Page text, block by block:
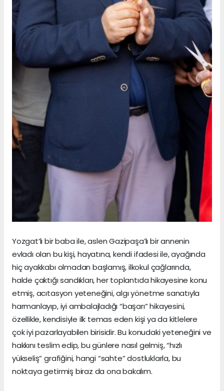
Yozgat’lı bir baba ile, aslen Gazipaşa’lı bir annenin
evladı olan bu kişi, hayatına, kendi ifadesi ile, ayağında
hiç ayakkabı olmadan başlamış, ilkokul çağlarında,
halde çaktığı sandıkları, her toplantıda hikayesine konu
etmiş, acıtasyon yeteneğini, algı yönetme sanatıyla
harmanlayıp, iyi ambalajladığı “başarı” hikayesini,
özellikle, kendisiyle ilk temas eden kişi ya da kitlelere
çok iyi pazarlayabilen birisidir. Bu konudaki yeteneğini ve
hakkını teslim edip, bu günlere nasıl gelmiş, “hızlı
yükseliş” grafiğini, hangi “sahte” dostluklarla, bu
noktaya getirmiş biraz da ona bakalım.